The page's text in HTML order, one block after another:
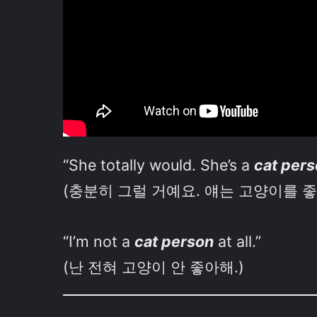
“She totally would. She’s a cat
(충분히 그럴 거예요. 얘는 고양이를
“I’m not a cat personat all.”
(난 전혀 고양이 안 좋아해.)